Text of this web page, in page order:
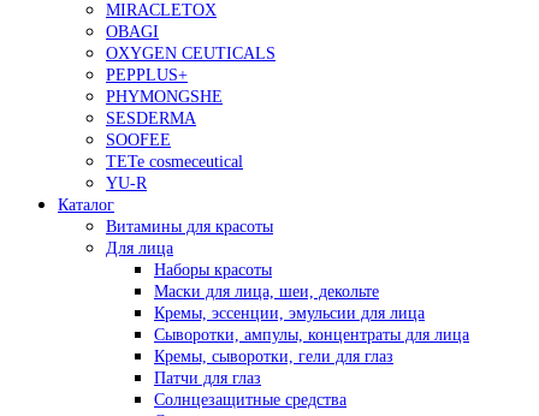
MIRACLETOX
OBAGI
OXYGEN CEUTICALS
PEPPLUS+
PHYMONGSHE
SESDERMA
SOOFEE
TETe cosmeceutical
YU-R
Каталог
Витамины для красоты
Для лица
Наборы красоты
Маски для лица, шеи, декольте
Кремы, эссенции, эмульсии для лица
Сыворотки, ампулы, концентраты для лица
Кремы, сыворотки, гели для глаз
Патчи для глаз
Солнцезащитные средства